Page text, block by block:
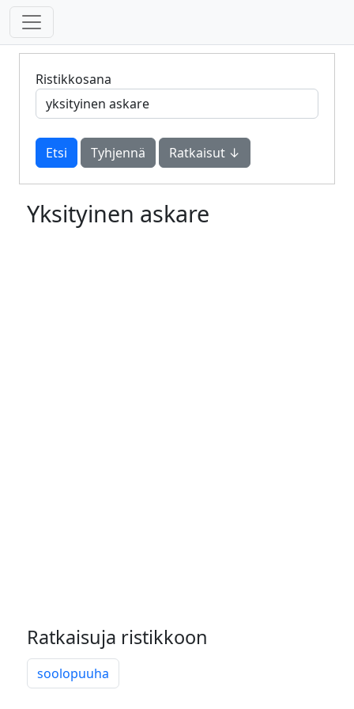
Ristikkosana
Tyhjennä Ratkaisut ↓
Yksityinen askare
Ratkaisuja ristikkoon
soolopuuha